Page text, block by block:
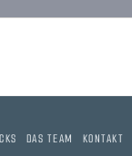
DAS TEAM KONTAKT